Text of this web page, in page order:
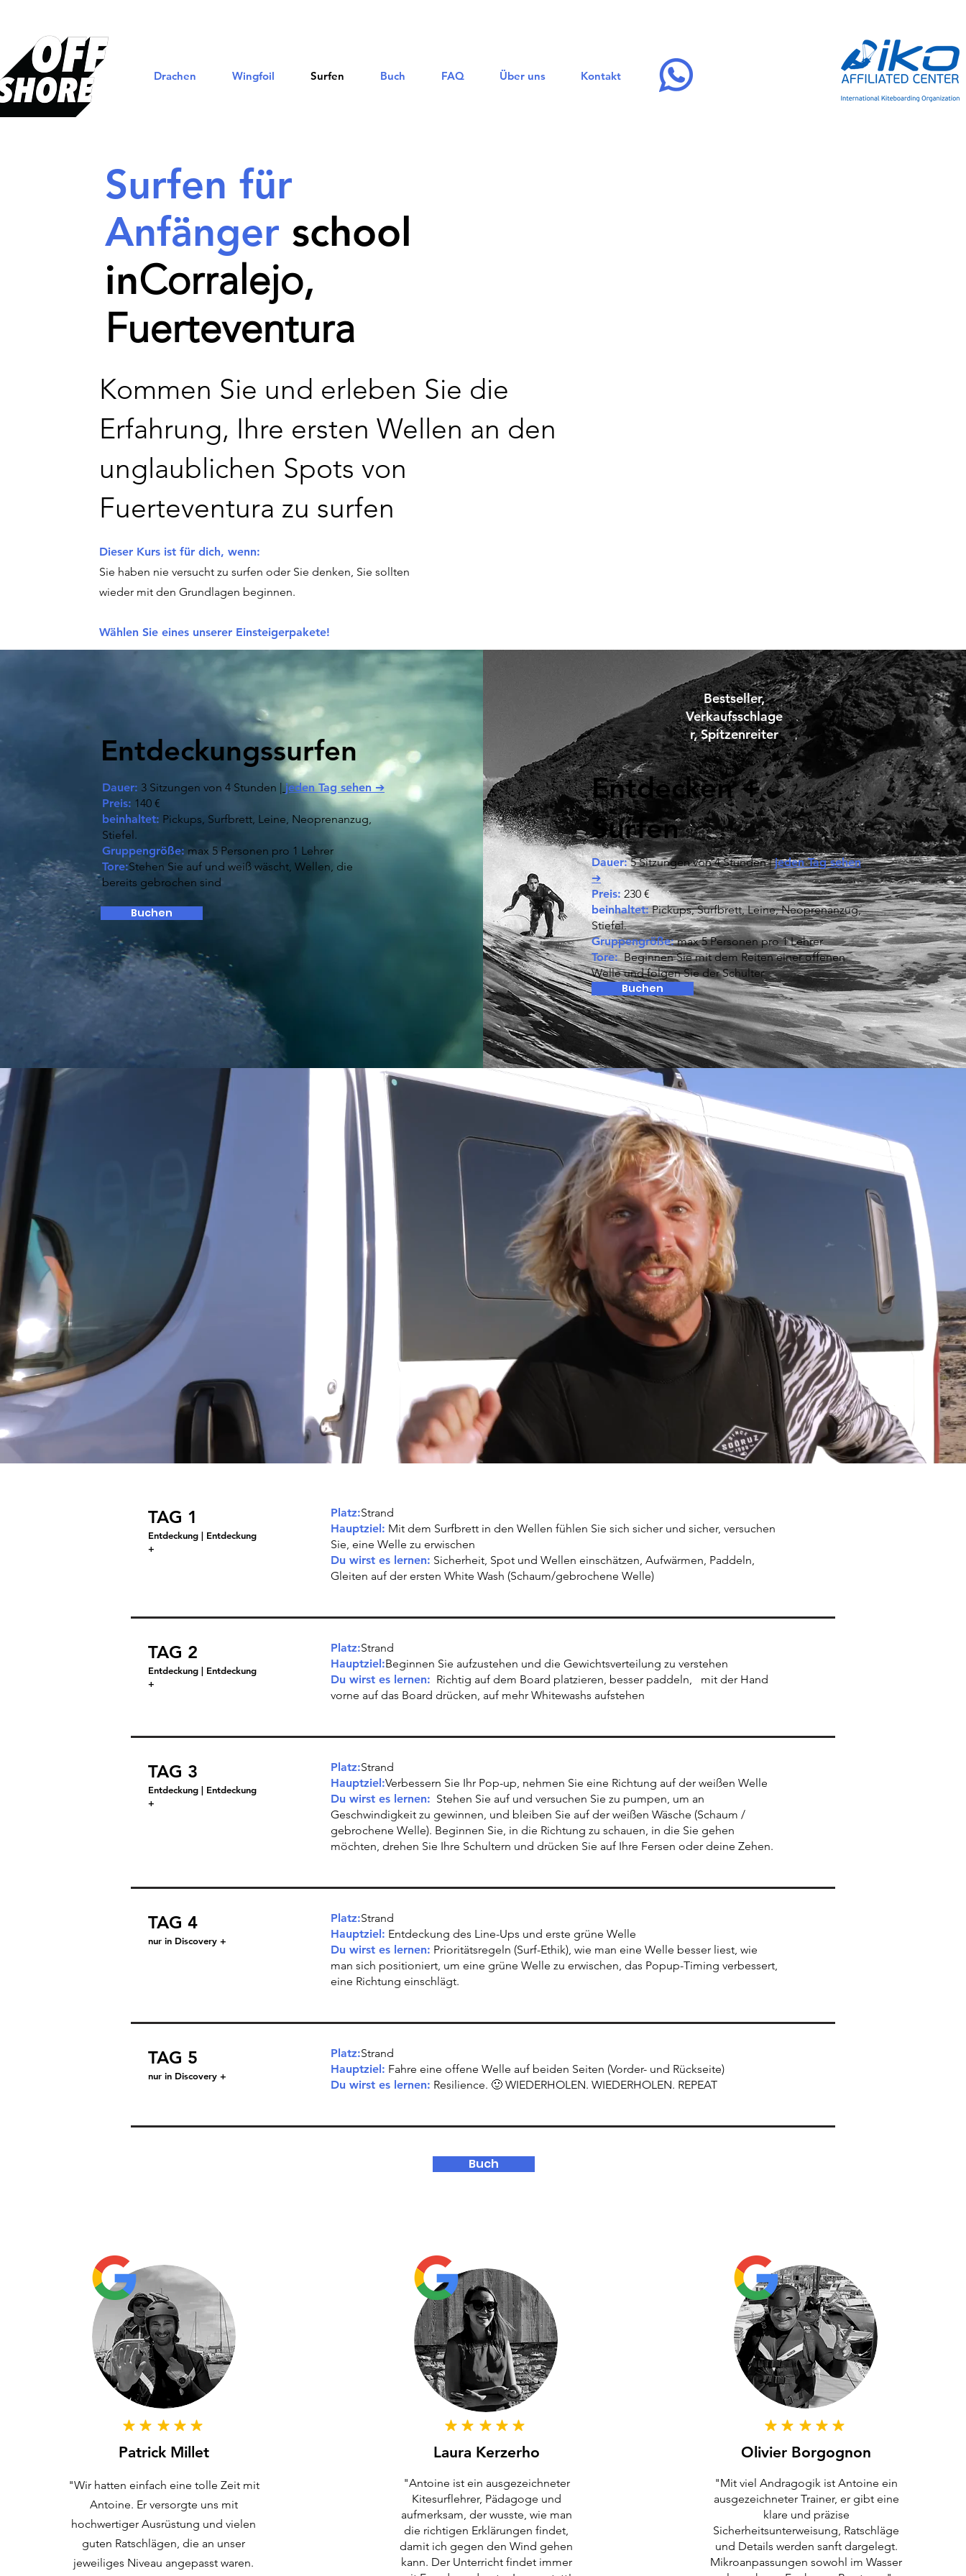
Drachen Wingfoil Surfen Buch FAQ Über uns Kontakt
Surfen für
Anfänger school
inCorralejo,
Fuerteventura
Kommen Sie und erleben Sie die
Erfahrung, Ihre ersten Wellen an den
unglaublichen Spots von
Fuerteventura zu surfen
Dieser Kurs ist für dich, wenn:
Sie haben nie versucht zu surfen oder Sie denken, Sie sollten
wieder mit den Grundlagen beginnen.
Wählen Sie eines unserer Einsteigerpakete!
Entdeckungssurfen
Dauer: 3 Sitzungen von 4 Stunden | jeden Tag sehen ➔
Preis: 140 €
beinhaltet: Pickups, Surfbrett, Leine, Neoprenanzug,
Stiefel.
Gruppengröße: max 5 Personen pro 1 Lehrer
Tore:Stehen Sie auf und weiß wäscht, Wellen, die
bereits gebrochen sind
Buchen
Entdecken +
Surfen
Dauer:5 Sitzungen von 4 Stunden |jeden Tag sehen
➔
Preis: 230 €
beinhaltet:Pickups, Surfbrett, Leine, Neoprenanzug,
Stiefel.
Gruppengröße:max 5 Personen pro 1 Lehrer
Tore:Beginnen Sie mit dem Reiten einer offenen
Welle und folgen Sie der Schulter
Buchen
Bestseller,
Verkaufsschlage
r, Spitzenreiter
TAG 1
Entdeckung | Entdeckung
+
Platz:Strand
Hauptziel: Mit dem Surfbrett in den Wellen fühlen Sie sich sicher und sicher, versuchen
Sie, eine Welle zu erwischen
Du wirst es lernen: Sicherheit, Spot und Wellen einschätzen, Aufwärmen, Paddeln,
Gleiten auf der ersten White Wash (Schaum/gebrochene Welle)
TAG 2
Entdeckung | Entdeckung
+
Platz:Strand
Hauptziel:Beginnen Sie aufzustehen und die Gewichtsverteilung zu verstehen
Du wirst es lernen: Richtig auf dem Board platzieren, besser paddeln, mit der Hand
vorne auf das Board drücken, auf mehr Whitewashs aufstehen
TAG 3
Entdeckung | Entdeckung
+
Platz:Strand
Hauptziel:Verbessern Sie Ihr Pop-up, nehmen Sie eine Richtung auf der weißen Welle
Du wirst es lernen: Stehen Sie auf und versuchen Sie zu pumpen, um an
Geschwindigkeit zu gewinnen, und bleiben Sie auf der weißen Wäsche (Schaum /
gebrochene Welle). Beginnen Sie, in die Richtung zu schauen, in die Sie gehen
möchten, drehen Sie Ihre Schultern und drücken Sie auf Ihre Fersen oder deine Zehen.
TAG 4
nur in Discovery +
Platz:Strand
Hauptziel: Entdeckung des Line-Ups und erste grüne Welle
Du wirst es lernen: Prioritätsregeln (Surf-Ethik), wie man eine Welle besser liest, wie
man sich positioniert, um eine grüne Welle zu erwischen, das Popup-Timing verbessert,
eine Richtung einschlägt.
TAG 5
nur in Discovery +
Platz:Strand
Hauptziel: Fahre eine offene Welle auf beiden Seiten (Vorder- und Rückseite)
Du wirst es lernen: Resilience. 🙂 WIEDERHOLEN. WIEDERHOLEN. REPEAT
Buch
Patrick Millet
"Wir hatten einfach eine tolle Zeit mit
Antoine. Er versorgte uns mit
hochwertiger Ausrüstung und vielen
guten Ratschlägen, die an unser
jeweiliges Niveau angepasst waren.
Laura Kerzerho
"Antoine ist ein ausgezeichneter
Kitesurflehrer, Pädagoge und
aufmerksam, der wusste, wie man
die richtigen Erklärungen findet,
damit ich gegen den Wind gehen
kann. Der Unterricht findet immer
Olivier Borgognon
"Mit viel Andragogik ist Antoine ein
ausgezeichneter Trainer, er gibt eine
klare und präzise
Sicherheitsunterweisung, Ratschläge
und Details werden sanft dargelegt.
Mikroanpassungen sowohl im Wasser